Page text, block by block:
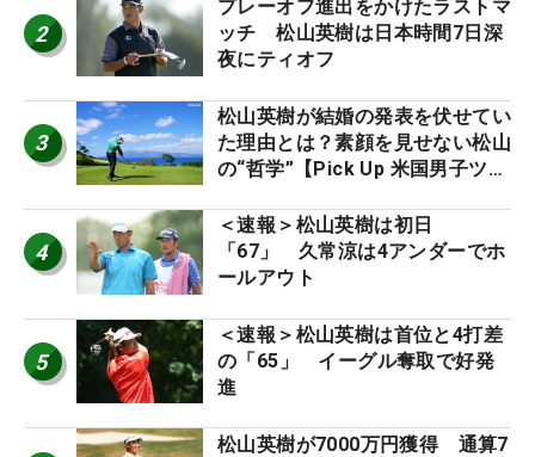
2
プレーオフ進出をかけたラストマ
ッチ 松山英樹は日本時間7日深
夜にティオフ
3
松山英樹が結婚の発表を伏せてい
た理由とは？素顔を見せない松山
の“哲学”【Pick Up 米国男子ツア
4
＜速報＞松山英樹は初日
「67」 久常涼は4アンダーでホ
ールアウト
5
＜速報＞松山英樹は首位と4打差
の「65」 イーグル奪取で好発
進
松山英樹が7000万円獲得 通算7